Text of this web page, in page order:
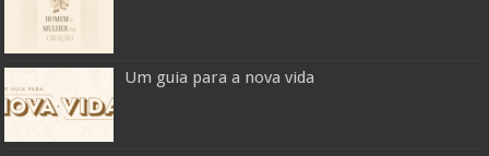
Um guia para a nova vida